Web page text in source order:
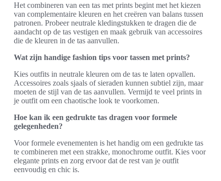
Het combineren van een tas met prints begint met het kiezen
van complementaire kleuren en het creëren van balans tussen
patronen. Probeer neutrale kledingstukken te dragen die de
aandacht op de tas vestigen en maak gebruik van accessoires
die de kleuren in de tas aanvullen.
Wat zijn handige fashion tips voor tassen met prints?
Kies outfits in neutrale kleuren om de tas te laten opvallen.
Accessoires zoals sjaals of sieraden kunnen subtiel zijn, maar
moeten de stijl van de tas aanvullen. Vermijd te veel prints in
je outfit om een chaotische look te voorkomen.
Hoe kan ik een gedrukte tas dragen voor formele
gelegenheden?
Voor formele evenementen is het handig om een gedrukte tas
te combineren met een strakke, monochrome outfit. Kies voor
elegante prints en zorg ervoor dat de rest van je outfit
eenvoudig en chic is.